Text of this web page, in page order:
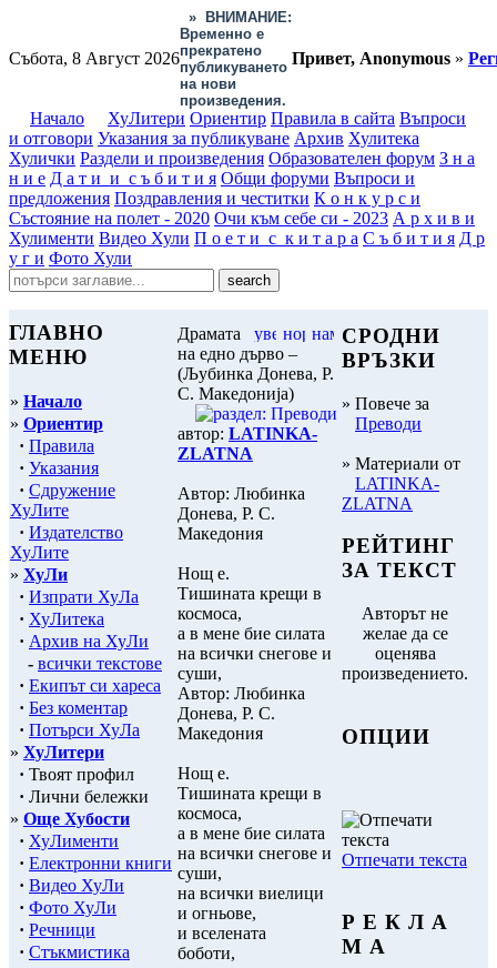
Събота, 8 Август 2026
»
ВНИМАНИЕ:
Временно е
прекратено
публикуването
на нови
произведения.
Привет, Anonymous »
Начало ХуЛитери Ориентир Правила в сайта Въпроси
и отговори Указания за публикуване Архив Хулитека
Хулички Раздели и произведения Образователен форум З н а
н и е Д а т и и с ъ б и т и я Общи форуми Въпроси и
предложения Поздравления и честитки К о н к у р с и
Състояние на полет - 2020 Очи към себе си - 2023 А р х и в и
Хулименти Видео Хули П о е т и с к и т а р а С ъ б и т и я Д р
у г и Фото Хули
ГЛАВНО
МЕНЮ
» Начало
» Ориентир
· Правила
· Указания
· Сдружение
ХуЛите
· Издателство
ХуЛите
» ХуЛи
· Изпрати ХуЛа
· ХуЛитека
· Архив на ХуЛи
- всички текстове
· Екипът си хареса
· Без коментар
· Потърси ХуЛа
» ХуЛитери
· Твоят профил
· Лични бележки
» Още Хубости
· ХуЛименти
· Електронни книги
· Видео ХуЛи
· Фото ХуЛи
· Речници
· Стъкмистика
Драмата
на едно дърво –
(Љубинка Донева, Р.
С. Македонија)
автор: LATINKA-
ZLATNA
Автор: Любинка
Донева, Р. С.
Македония
Нощ е.
Тишината крещи в
космоса,
а в мене бие силата
на всички снегове и
суши,
Автор: Любинка
Донева, Р. С.
Македония
Нощ е.
Тишината крещи в
космоса,
а в мене бие силата
на всички снегове и
суши,
на всички виелици
и огньове,
и вселената
боботи,
СРОДНИ
ВРЪЗКИ
» Повече за
Преводи
» Материали от
LATINKA-
ZLATNA
РЕЙТИНГ
ЗА ТЕКСТ
Авторът не
желае да се
оценява
произведението.
ОПЦИИ
Отпечати текста
Р Е К Л А
М А